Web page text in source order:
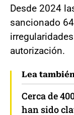
Desde 2024
sancionado
autorización.
Lea también
Cerca de
han sido